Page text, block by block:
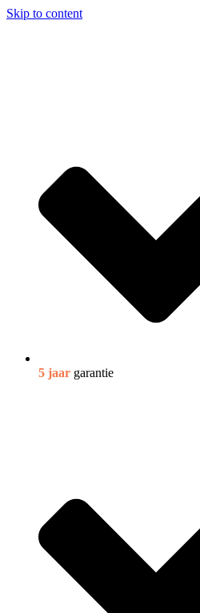
Skip to content
5 jaar garantie